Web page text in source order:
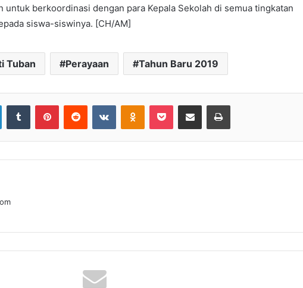
untuk berkoordinasi dengan para Kepala Sekolah di semua tingkatan
siswa-siswinya. [CH/AM]
Tuban Perayaan Tahun Baru 2019